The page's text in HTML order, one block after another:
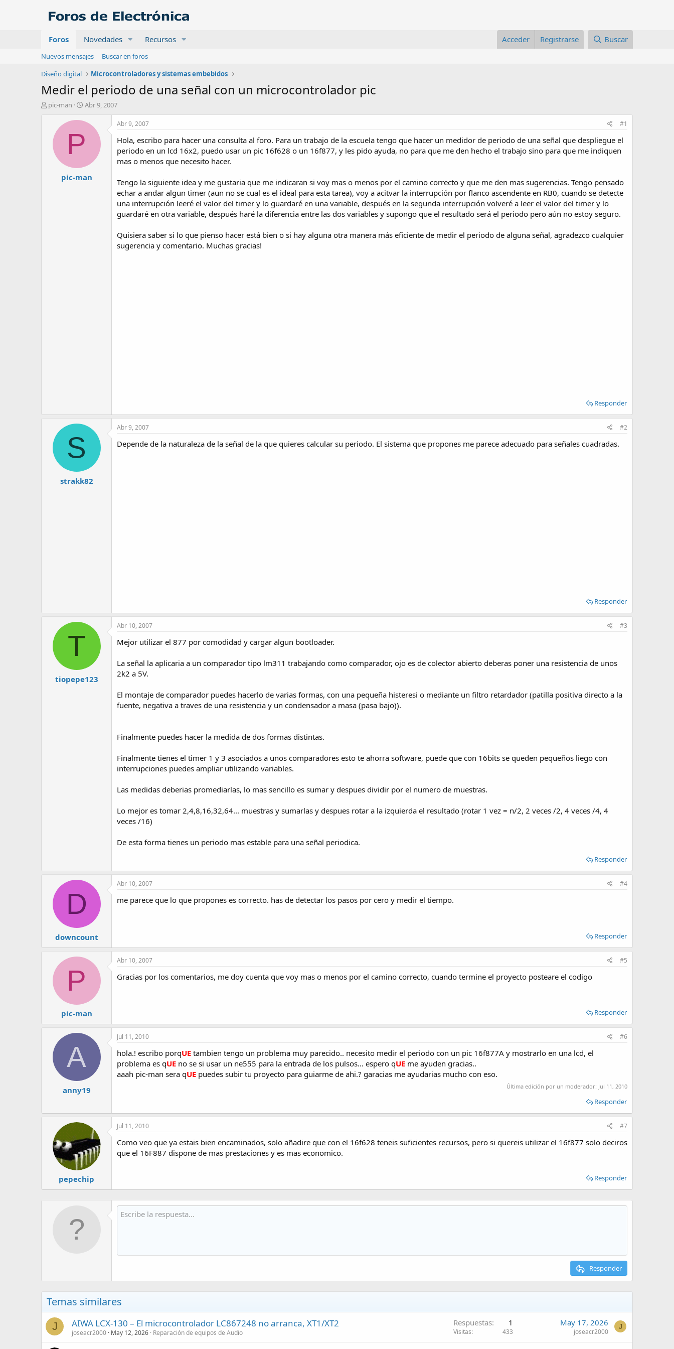
Foros Novedades Recursos Acceder Registrarse Buscar
Nuevos mensajes
Buscar en foros
Diseño digital
Microcontroladores y sistemas embebidos
Medir el periodo de una señal con un microcontrolador pic
A
pic-man
F
c
a
i
n
Abr 9, 2007
P
pic-man
Abr 9, 2007 #1
Hola, escribo para hacer una consulta al foro. Para un trabajo de la escuela tengo que hacer un medidor de periodo de una señal que despliegue el
periodo en un lcd 16x2, puedo usar un pic 16f628 o un 16f877, y les pido ayuda, no para que me den hecho el trabajo sino para que me indiquen
mas o menos que necesito hacer.
Tengo la siguiente idea y me gustaria que me indicaran si voy mas o menos por el camino correcto y que me den mas sugerencias. Tengo pensado
echar a andar algun timer (aun no se cual es el ideal para esta tarea), voy a acitvar la interrupción por flanco ascendente en RB0, cuando se detecte
una interrupción leeré el valor del timer y lo guardaré en una variable, después en la segunda interrupción volveré a leer el valor del timer y lo
guardaré en otra variable, después haré la diferencia entre las dos variables y supongo que el resultado será el periodo pero aún no estoy seguro.
Quisiera saber si lo que pienso hacer está bien o si hay alguna otra manera más eficiente de medir el periodo de alguna señal, agradezco cualquier
sugerencia y comentario. Muchas gracias!
Responder
S
strakk82
Abr 9, 2007 #2
Depende de la naturaleza de la señal de la que quieres calcular su periodo. El sistema que propones me parece adecuado para señales cuadradas.
Responder
T
tiopepe123
Abr 10, 2007 #3
Mejor utilizar el 877 por comodidad y cargar algun bootloader.
La señal la aplicaria a un comparador tipo lm311 trabajando como comparador, ojo es de colector abierto deberas poner una resistencia de unos
2k2 a 5V.
El montaje de comparador puedes hacerlo de varias formas, con una pequeña histeresi o mediante un filtro retardador (patilla positiva directo a la
fuente, negativa a traves de una resistencia y un condensador a masa (pasa bajo)).
Finalmente puedes hacer la medida de dos formas distintas.
Finalmente tienes el timer 1 y 3 asociados a unos comparadores esto te ahorra software, puede que con 16bits se queden pequeños liego con
interrupciones puedes ampliar utilizando variables.
Las medidas deberias promediarlas, lo mas sencillo es sumar y despues dividir por el numero de muestras.
Lo mejor es tomar 2,4,8,16,32,64... muestras y sumarlas y despues rotar a la izquierda el resultado (rotar 1 vez = n/2, 2 veces /2, 4 veces /4, 4
veces /16)
De esta forma tienes un periodo mas estable para una señal periodica.
Responder
D
downcount
Abr 10, 2007 #4
me parece que lo que propones es correcto. has de detectar los pasos por cero y medir el tiempo.
Responder
P
pic-man
Abr 10, 2007 #5
Gracias por los comentarios, me doy cuenta que voy mas o menos por el camino correcto, cuando termine el proyecto posteare el codigo
Responder
A
anny19
Jul 11, 2010 #6
hola.! escribo porqUE tambien tengo un problema muy parecido.. necesito medir el periodo con un pic 16f877A y mostrarlo en una lcd, el
problema es qUE no se si usar un ne555 para la entrada de los pulsos... espero qUE me ayuden gracias..
aaah pic-man sera qUE puedes subir tu proyecto para guiarme de ahi.? garacias me ayudarias mucho con eso.
Última edición por un moderador: Jul 11, 2010
Responder
pepechip
Jul 11, 2010 #7
Como veo que ya estais bien encaminados, solo añadire que con el 16f628 teneis suficientes recursos, pero si quereis utilizar el 16f877 solo deciros
que el 16F887 dispone de mas prestaciones y es mas economico.
Responder
Responder
Temas similares
J AIWA LCX-130 – El microcontrolador LC867248 no arranca, XT1/XT2
joseacr2000 May 12, 2026 Reparación de equipos de Audio
Respuestas 1
Visitas 433
May 17, 2026
joseacr2000
J